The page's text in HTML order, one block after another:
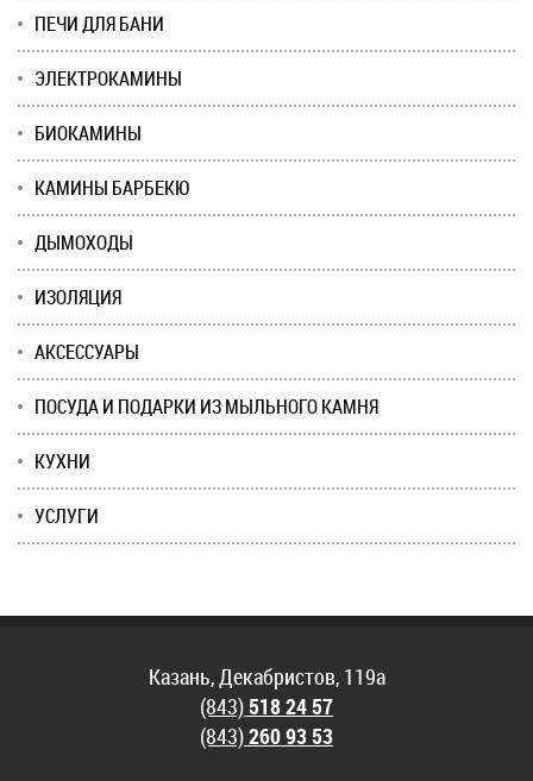
ПЕЧИ ДЛЯ БАНИ
ЭЛЕКТРОКАМИНЫ
БИОКАМИНЫ
КАМИНЫ БАРБЕКЮ
ДЫМОХОДЫ
ИЗОЛЯЦИЯ
АКСЕССУАРЫ
ПОСУДА И ПОДАРКИ ИЗ МЫЛЬНОГО КАМНЯ
КУХНИ
УСЛУГИ
Казань, Декабристов, 119а
(843)518 24 57
(843)260 93 53